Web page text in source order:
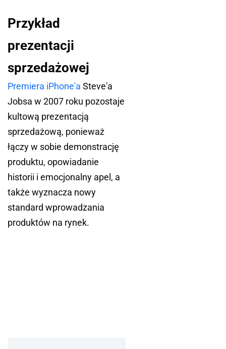
Przykład
prezentacji
sprzedażowej
Premiera iPhone'a Steve'a
Jobsa w 2007 roku pozostaje
kultową prezentacją
sprzedażową, ponieważ
łączy w sobie demonstrację
produktu, opowiadanie
historii i emocjonalny apel, a
także wyznacza nowy
standard wprowadzania
produktów na rynek.